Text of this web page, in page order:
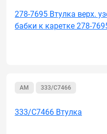
278-7695 Втулка верх.
бабки к каретке 278-
AM 333/C7466
333/C7466 Втулка